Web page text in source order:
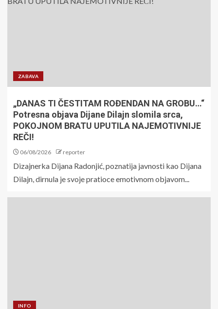
ZABAVA
„DANAS TI ČESTITAM ROĐENDAN NA GROBU…“
Potresna objava Dijane Dilajn slomila srca,
POKOJNOM BRATU UPUTILA NAJEMOTIVNIJE
REČI!
06/08/2026 reporter
Dizajnerka Dijana Radonjić, poznatija javnosti kao Dijana
Dilajn, dirnula je svoje pratioce emotivnom objavom...
INFO